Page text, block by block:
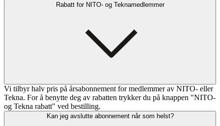
Rabatt for NITO- og Teknamedlemmer
Vi tilbyr halv pris på årsabonnement for medlemmer av NITO- eller
Tekna. For å benytte deg av rabatten trykker du på knappen "NITO-
og Tekna rabatt" ved bestilling.
Kan jeg avslutte abonnement når som helst?